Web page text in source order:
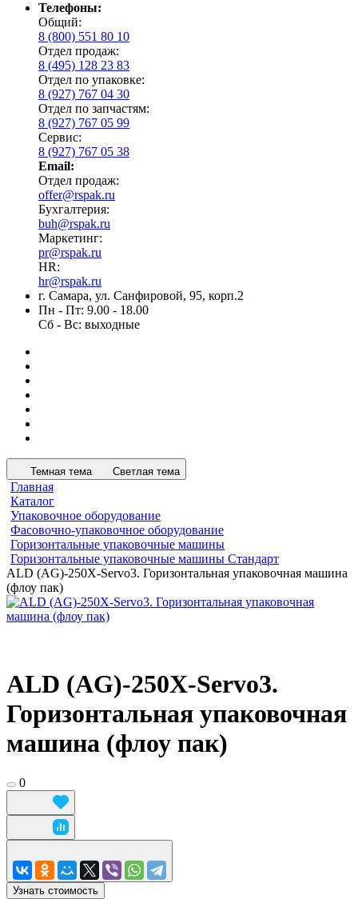
Телефоны:
Общий:
8 (800) 551 80 10
Отдел продаж:
8 (495) 128 23 83
Отдел по упаковке:
8 (927) 767 04 30
Отдел по запчастям:
8 (927) 767 05 99
Сервис:
8 (927) 767 05 38
Email:
Отдел продаж:
offer@rspak.ru
Бухгалтерия:
buh@rspak.ru
Маркетинг:
pr@rspak.ru
HR:
hr@rspak.ru
г. Самара, ул. Санфировой, 95, корп.2
Пн - Пт: 9.00 - 18.00
Сб - Вс: выходные
Темная тема Светлая тема
Главная
Каталог
Упаковочное оборудование
Фасовочно-упаковочное оборудование
Горизонтальные упаковочные машины
Горизонтальные упаковочные машины Стандарт
ALD (AG)-250X-Servo3. Горизонтальная упаковочная машина
(флоу пак)
ALD (AG)-250X-Servo3.
Горизонтальная упаковочная
машина (флоу пак)
0
Узнать стоимость